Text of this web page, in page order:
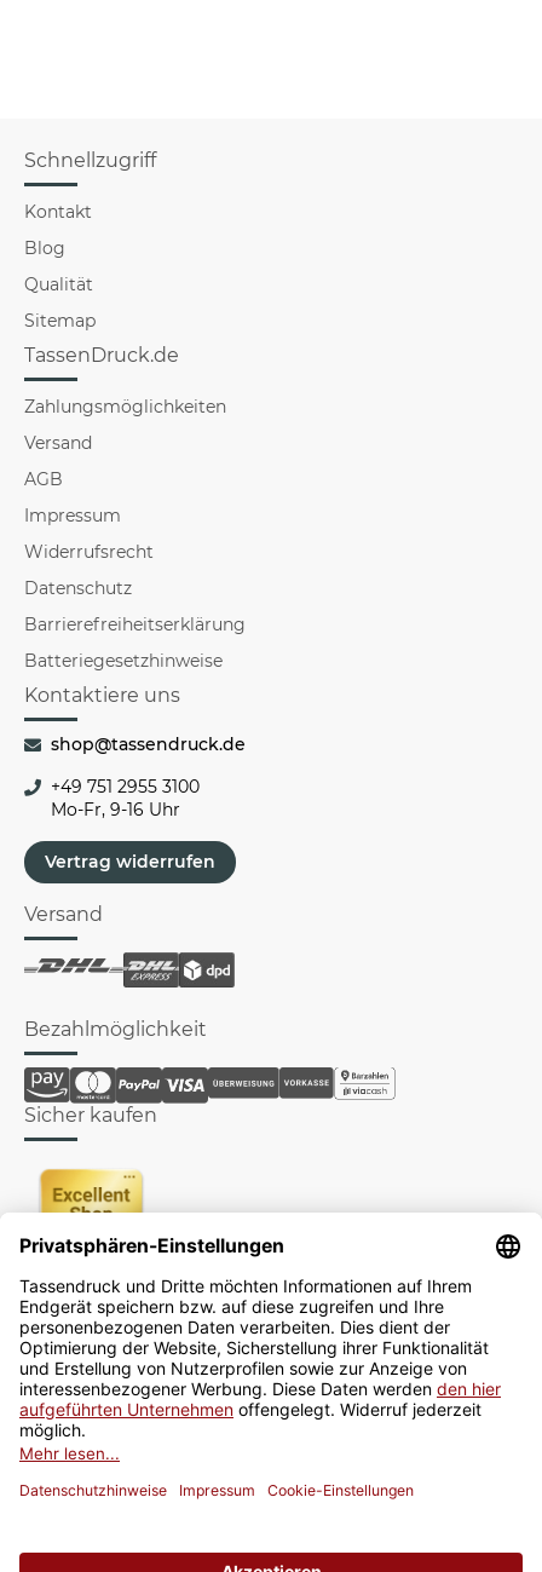
Schnellzugriff
Kontakt
Blog
Qualität
Sitemap
TassenDruck.de
Zahlungsmöglichkeiten
Versand
AGB
Impressum
Widerrufsrecht
Datenschutz
Barrierefreiheitserklärung
Batteriegesetzhinweise
Kontaktiere uns
shop@tassendruck.de
+49 751 2955 3100
Mo-Fr, 9-16 Uhr
Vertrag widerrufen
Versand
Bezahlmöglichkeit
Sicher kaufen
Newsletter